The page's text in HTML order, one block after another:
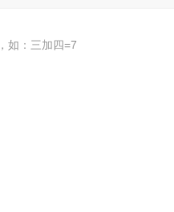
如：三加四=7